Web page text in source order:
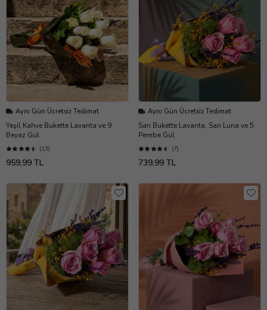
Aynı Gün Ücretsiz Teslimat
Yeşil Kahve Bukette Lavanta ve 9
Beyaz Gül
(13)
959,99 TL
Aynı Gün Ücretsiz Teslimat
Sarı Bukette Lavanta, Sarı Luna ve 5
Pembe Gül
(7)
739,99 TL